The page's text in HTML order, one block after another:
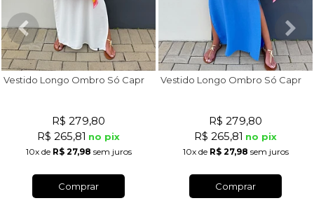
R$ 279,80
R$ 265,81 no pix
10xde R$ 27,98 sem juros
Comprar
R$ 279,80
R$ 265,81 no pix
10xde R$ 27,98 sem juros
Comprar